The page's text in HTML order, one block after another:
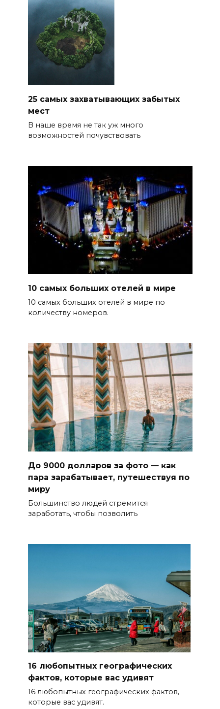
25 самых захватывающих забытых
мест
В наше время не так уж много
возможностей почувствовать
10 самых больших отелей в мире
10 самых больших отелей в мире по
количеству номеров.
До 9000 долларов за фото — как
пара зарабатывает, путешествуя по
миру
Большинство людей стремится
заработать, чтобы позволить
16 любопытных географических
фактов, которые вас удивят
16 любопытных географических фактов,
которые вас удивят.